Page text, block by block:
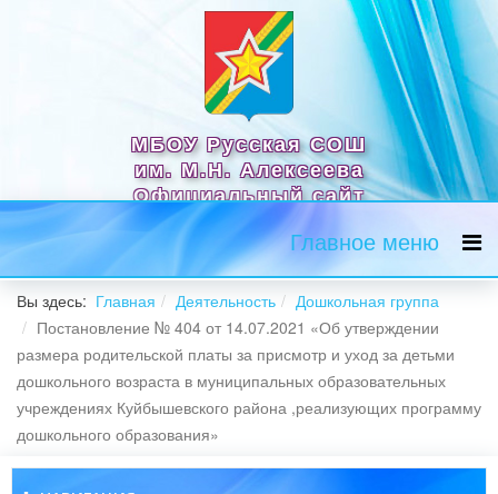
МБОУ Русская СОШ
им. М.Н. Алексеева
Официальный сайт
Главное меню
Вы здесь: Главная Деятельность
Дошкольная группа
Постановление № 404 от 14.07.2021 «Об утверждении
размера родительской платы за присмотр и уход за детьми
дошкольного возраста в муниципальных образовательных
учреждениях Куйбышевского района ,реализующих программу
дошкольного образования»